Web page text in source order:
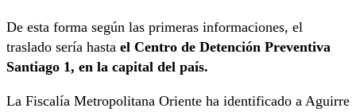
De esta forma según las primeras informaciones, el
traslado sería hasta el Centro de Detención Preventiva
Santiago 1, en la capital del país.
La Fiscalía Metropolitana Oriente ha identificado a Aguirre